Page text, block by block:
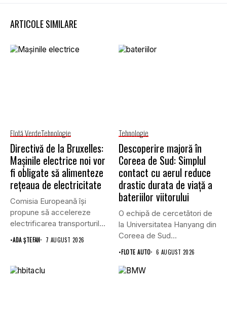
ARTICOLE SIMILARE
Flotă VerdeTehnologie
Directivă de la Bruxelles:
Mașinile electrice noi vor
fi obligate să alimenteze
rețeaua de electricitate
Comisia Europeană își
propune să accelereze
electrificarea transporturilor,
a clădirilor și a...
•ADA ȘTEFAN 7 AUGUST 2026
Tehnologie
Descoperire majoră în
Coreea de Sud: Simplul
contact cu aerul reduce
drastic durata de viață a
bateriilor viitorului
O echipă de cercetători de
la Universitatea Hanyang din
Coreea de Sud...
•FLOTE AUTO 6 AUGUST 2026